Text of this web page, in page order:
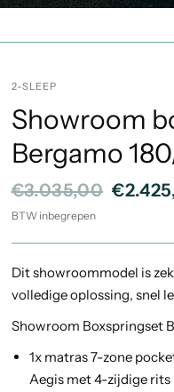
2-SLEEP
Showroom
Bergamo
€3.035,00
BTW inbegrepen
Dit showroommodel is
volledige oplossing, snel
Showroom Boxspringset
1x matras 7-zone
Aegis met 4-zijdige rits